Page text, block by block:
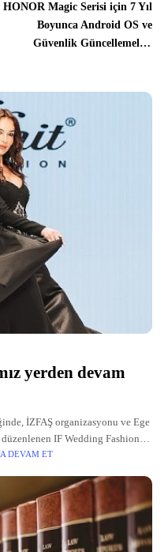
HONOR Magic Serisi için 7 Yıl
Boyunca Android OS ve
Güvenlik Güncellemeleri
yerden devam
İZFAŞ organizasyonu ve Ege
IF Wedding Fashion
DEVAM ET